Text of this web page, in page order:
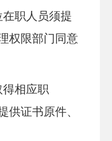
在职人员须提
权限部门同意
得相应职
供证书原件、